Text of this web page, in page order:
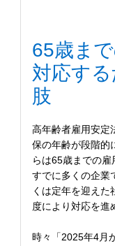
65歳ま
対応す
肢
高年齢者雇用安定
保の年齢が段階的
らは65歳までの雇
すでに多くの企業
くは定年を迎えた
度により対応を進
時々「2025年4月